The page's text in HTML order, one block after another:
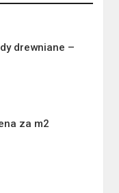
drewniane –
za m2